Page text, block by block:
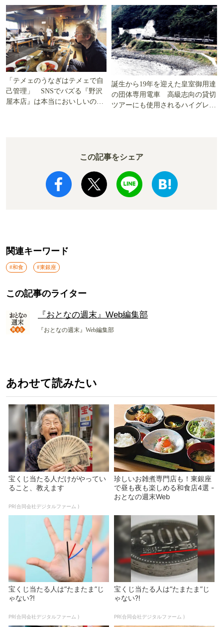
「テメェのうなぎはテメェで自
己管理」 SNSでバズる『野沢
屋本店』は本当においしいの
誕生から19年を迎えた皇室御用達
の団体専用電車 高級志向の貸切
ツアーにも使用されるハイグレー
この記事をシェア
関連キーワード
#和食 #東銀座
この記事のライター
『おとなの週末』Web編集部
『おとなの週末』Web編集部
あわせて読みたい
宝くじ当たる人だけがやってい
ること、教えます
PR(合同会社デジタルファーム )
珍しいお雑煮専門店も！東銀座
で昼も夜も楽しめる和食店4選 -
おとなの週末Web
宝くじ当たる人は“たまたま”じ
ゃない?!
PR(合同会社デジタルファーム )
宝くじ当たる人は“たまたま”じ
ゃない?!
PR(合同会社デジタルファーム )